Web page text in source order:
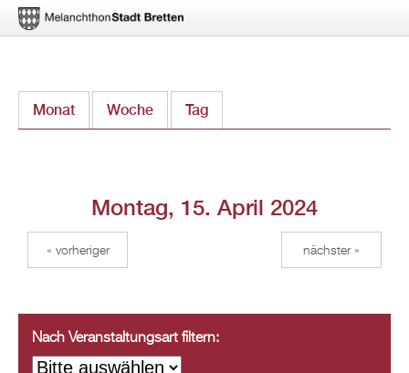
zum
Monat Woche Tag
Montag, 15. April 2024
« vorheriger nächster »
Nach Veranstaltungsart filtern: